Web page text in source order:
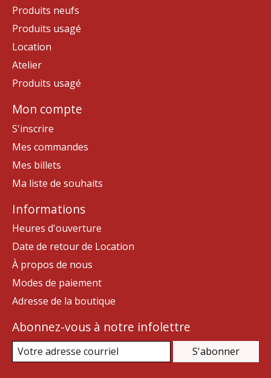
Produits neufs
Produits usagé
Location
Atelier
Produits usagé
Mon compte
S'inscrire
Mes commandes
Mes billets
Ma liste de souhaits
Informations
Heures d'ouverture
Date de retour de Location
À propos de nous
Modes de paiement
Adresse de la boutique
Abonnez-vous à notre infolettre
S'abonner